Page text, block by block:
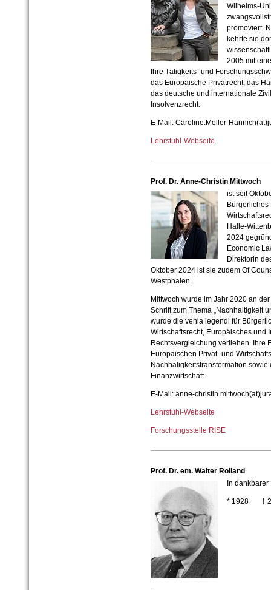
Wilhelms-
promoviert.
kehrte sie
2005 mit
Ihre Tätigkeits- und
das Europäische Privatrecht, das
das deutsche und internationale
Insolvenzrecht.
E-Mail: Caroline.Meller-
Lehrstuhl-Webseite
Prof. Dr. Anne-Christin Mittwoch
ist seit
Bürgerliches
Halle-
2024
Economic
Direktorin
Oktober 2024 ist sie zudem Of
Westphalen.
Mittwoch wurde im Jahr 2020 an
Schrift zum Thema „Nachhaltigkeit
wurde die venia legendi für
Wirtschaftsrecht, Europäisches und
Rechtsvergleichung verliehen. Ihre
Europäischen Privat- und
Nachhaligkeitstransformation
Finanzwirtschaft.
E-Mail: anne-
Lehrstuhl-Webseite
Forschungsstelle RISE
Prof. Dr. em. Walter Rolland
In dankbarer
* 1928 †